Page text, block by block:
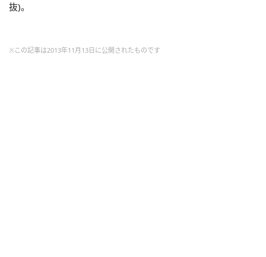
抜)。
※この記事は2013年11月13日に公開されたものです